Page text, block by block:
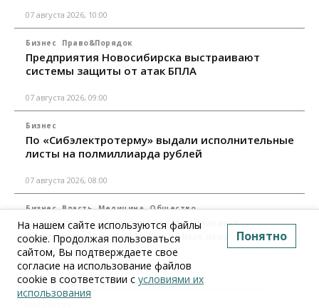
07 августа 2026, 10:00
Бизнес Право&Порядок
Предприятия Новосибирска выстраивают
системы защиты от атак БПЛА
07 августа 2026, 09:00
Бизнес
По «Сибэлектротерму» выдали исполнительные
листы на полмиллиарда рублей
07 августа 2026, 08:00
Бизнес Власть Медицина Общество
Искусственный интеллект предлагают
привлекать к разработке новых лекарств в
России
06 августа 2026, 19:00
На нашем сайте используются файлы
cookie. Продолжая пользоваться
сайтом, Вы подтверждаете свое
согласие на использование файлов
cookie в соответствии с условиями их
использования
Понятно